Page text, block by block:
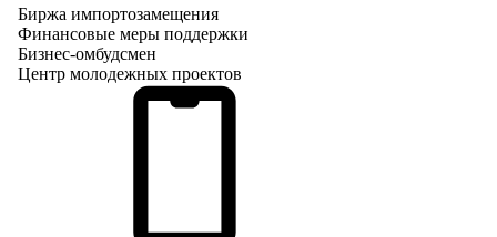
Биржа импортозамещения
Финансовые меры поддержки
Бизнес-омбудсмен
Центр молодежных проектов